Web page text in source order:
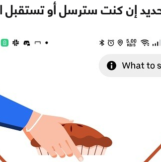
إن كنت سترسل أو تستقبل